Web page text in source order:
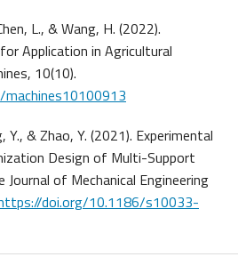
L., & Wang, H. (2022).
Application in Agricultural
10(10).
Y., & Zhao, Y. (2021). Experimental
Design of Multi-Support
Journal of Mechanical Engineering
doi.org/10.1186/s10033-